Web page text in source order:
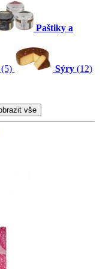
Paštiky a
(5) Sýry (12)
vše